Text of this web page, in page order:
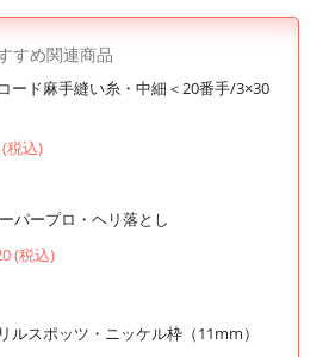
すめ関連商品
ード麻手縫い糸・中細＜20番手/3×30
税込)
パープロ・ヘリ落とし
(税込)
ルスポッツ・ニッケル枠（11mm）